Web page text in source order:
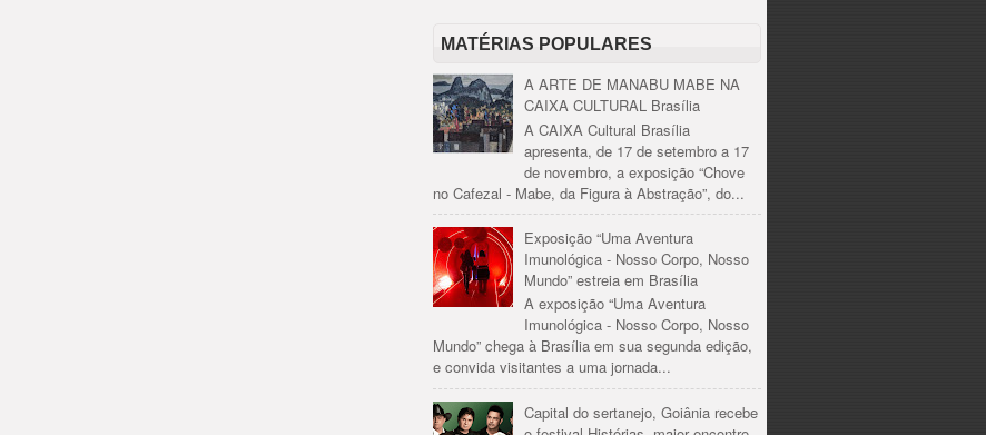
MATÉRIAS POPULARES
A ARTE DE MANABU MABE NA
CAIXA CULTURAL Brasília
A CAIXA Cultural Brasília
apresenta, de 17 de setembro a 17
de novembro, a exposição “Chove
no Cafezal - Mabe, da Figura à Abstração”, do...
Exposição “Uma Aventura
Imunológica - Nosso Corpo, Nosso
Mundo” estreia em Brasília
A exposição “Uma Aventura
Imunológica - Nosso Corpo, Nosso
Mundo” chega à Brasília em sua segunda edição,
e convida visitantes a uma jornada...
Capital do sertanejo, Goiânia recebe